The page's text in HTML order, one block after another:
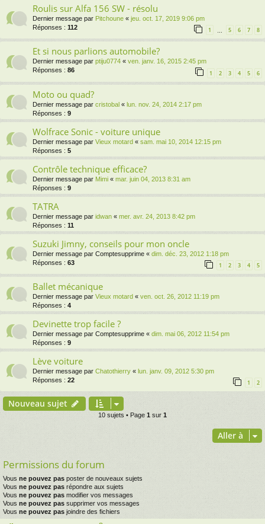
Roulis sur Alfa 156 SW - résolu
Dernier message par Pitchoune « jeu. oct. 17, 2019 9:06 pm
Réponses : 112 1 … 5 6 7 8
Et si nous parlions automobile?
Dernier message par ptiju0774 « ven. janv. 16, 2015 2:45 pm
Réponses : 86 1 2 3 4 5 6
Moto ou quad?
Dernier message par cristobal « lun. nov. 24, 2014 2:17 pm
Réponses : 9
Wolfrace Sonic - voiture unique
Dernier message par Vieux motard « sam. mai 10, 2014 12:15 pm
Réponses : 5
Contrôle technique efficace?
Dernier message par Mimi « mar. juin 04, 2013 8:31 am
Réponses : 9
TATRA
Dernier message par idwan « mer. avr. 24, 2013 8:42 pm
Réponses : 11
Suzuki Jimny, conseils pour mon oncle
Dernier message par Comptesupprime « dim. déc. 23, 2012 1:18 pm
Réponses : 63 1 2 3 4 5
Ballet mécanique
Dernier message par Vieux motard « ven. oct. 26, 2012 11:19 pm
Réponses : 4
Devinette trop facile ?
Dernier message par Comptesupprime « dim. mai 06, 2012 11:54 pm
Réponses : 9
Lève voiture
Dernier message par Chatothierry « lun. janv. 09, 2012 5:30 pm
Réponses : 22 1 2
Nouveau sujet
10 sujets • Page 1 sur 1
Aller à
Permissions du forum
Vous ne pouvez pas poster de nouveaux sujets
Vous ne pouvez pas répondre aux sujets
Vous ne pouvez pas modifier vos messages
Vous ne pouvez pas supprimer vos messages
Vous ne pouvez pas joindre des fichiers